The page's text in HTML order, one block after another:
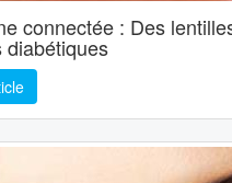
connectée : Des
diabétiques